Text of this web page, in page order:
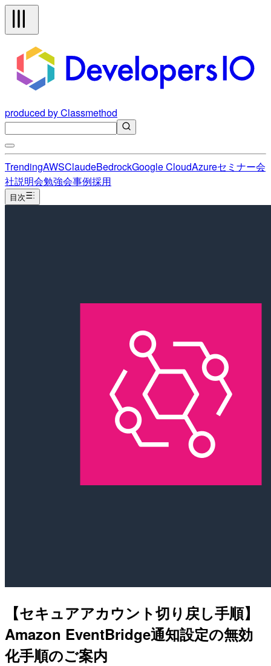
produced by Classmethod
TrendingAWSClaudeBedrockGoogle CloudAzureセミナー会
社説明会勉強会事例採用
目次
【セキュアアカウント切り戻し手順】
Amazon EventBridge通知設定の無効
化手順のご案内